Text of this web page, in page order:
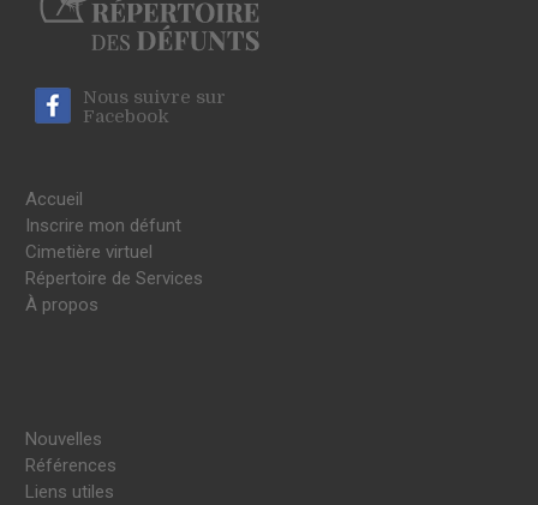
Nous suivre sur
Facebook
Accueil
Inscrire mon défunt
Cimetière virtuel
Répertoire de Services
À propos
Nouvelles
Références
Liens utiles